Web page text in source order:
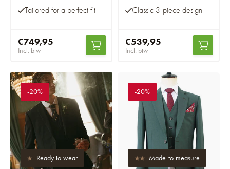
Tailored for a perfect fit
€749,95
Incl. btw
Classic 3-piece design
€539,95
Incl. btw
-20%
Ready-to-wear
-20%
Made-to-measure